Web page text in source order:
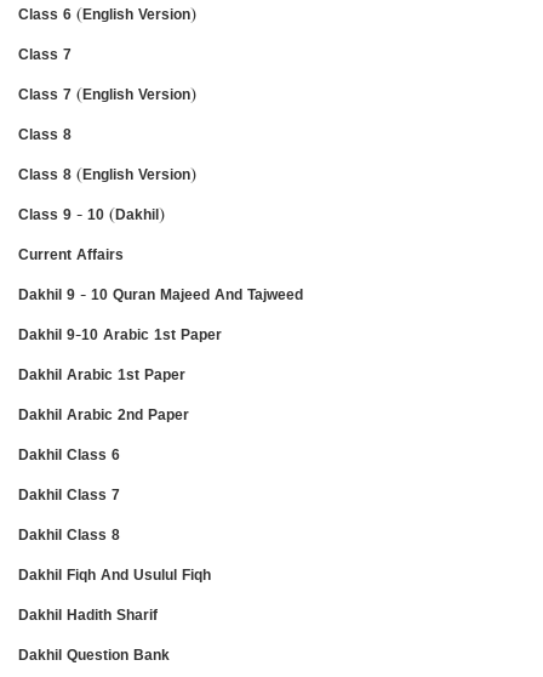
Class 6 (English Version)
Class 7
Class 7 (English Version)
Class 8
Class 8 (English Version)
Class 9 - 10 (Dakhil)
Current Affairs
Dakhil 9 - 10 Quran Majeed And Tajweed
Dakhil 9-10 Arabic 1st Paper
Dakhil Arabic 1st Paper
Dakhil Arabic 2nd Paper
Dakhil Class 6
Dakhil Class 7
Dakhil Class 8
Dakhil Fiqh And Usulul Fiqh
Dakhil Hadith Sharif
Dakhil Question Bank